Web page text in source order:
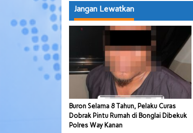
Jangan Lewatkan
Buron Selama 8 Tahun, Pelaku Curas
Dobrak Pintu Rumah di Bonglai Dibekuk
Polres Way Kanan